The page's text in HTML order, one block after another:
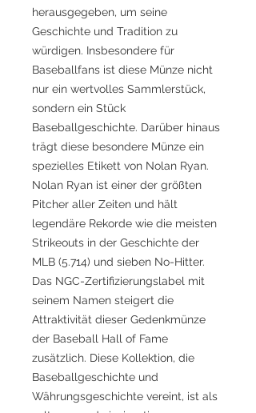
herausgegeben, um seine
Geschichte und Tradition zu
würdigen. Insbesondere für
Baseballfans ist diese Münze nicht
nur ein wertvolles Sammlerstück,
sondern ein Stück
Baseballgeschichte. Darüber hinaus
trägt diese besondere Münze ein
spezielles Etikett von Nolan Ryan.
Nolan Ryan ist einer der größten
Pitcher aller Zeiten und hält
legendäre Rekorde wie die meisten
Strikeouts in der Geschichte der
MLB (5.714) und sieben No-Hitter.
Das NGC-Zertifizierungslabel mit
seinem Namen steigert die
Attraktivität dieser Gedenkmünze
der Baseball Hall of Fame
zusätzlich. Diese Kollektion, die
Baseballgeschichte und
Währungsgeschichte vereint, ist als